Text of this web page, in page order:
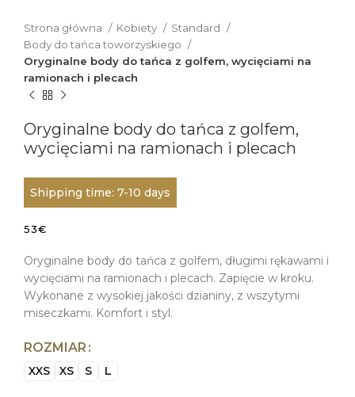
Strona główna Kobiety
Standard
Body do tańca toworzyskiego
Oryginalne body do tańca z golfem, wycięciami na
ramionach i plecach
Oryginalne body do tańca z golfem,
wycięciami na ramionach i plecach
Shipping time: 7-10 days
53€
Oryginalne body do tańca z golfem, długimi rękawami i
wycięciami na ramionach i plecach. Zapięcie w kroku.
Wykonane z wysokiej jakości dzianiny, z wszytymi
miseczkami. Komfort i styl.
ROZMIAR
XXS XS S L